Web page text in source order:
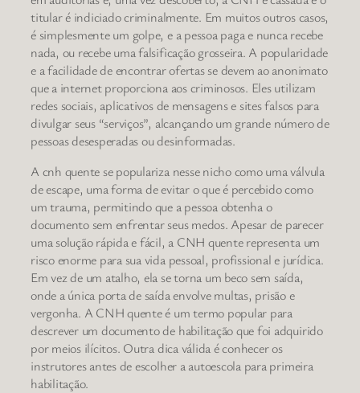
titular é indiciado criminalmente. Em muitos outros casos,
é simplesmente um golpe, e a pessoa paga e nunca recebe
nada, ou recebe uma falsificação grosseira. A popularidade
e a facilidade de encontrar ofertas se devem ao anonimato
que a internet proporciona aos criminosos. Eles utilizam
redes sociais, aplicativos de mensagens e sites falsos para
divulgar seus “serviços”, alcançando um grande número de
pessoas desesperadas ou desinformadas.
A cnh quente se populariza nesse nicho como uma válvula
de escape, uma forma de evitar o que é percebido como
um trauma, permitindo que a pessoa obtenha o
documento sem enfrentar seus medos. Apesar de parecer
uma solução rápida e fácil, a CNH quente representa um
risco enorme para sua vida pessoal, profissional e jurídica.
Em vez de um atalho, ela se torna um beco sem saída,
onde a única porta de saída envolve multas, prisão e
vergonha. A CNH quente é um termo popular para
descrever um documento de habilitação que foi adquirido
por meios ilícitos. Outra dica válida é conhecer os
instrutores antes de escolher a autoescola para primeira
habilitação.